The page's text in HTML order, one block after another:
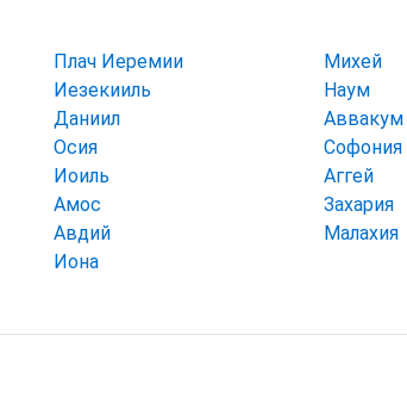
Плач Иеремии
Иезекииль
Даниил
Осия
Иоиль
Амос
Авдий
Иона
Михей
Наум
Аввакум
Софония
Аггей
Захария
Малахия